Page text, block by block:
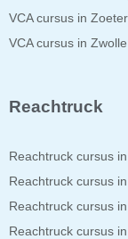
VCA cursus in
VCA cursus in Zwolle
Reachtruck
Reachtruck cursus
Reachtruck cursus
Reachtruck cursus
Reachtruck cursus